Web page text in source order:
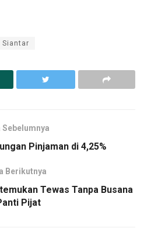
Siantar
Sebelumnya
Pinjaman di 4,25%
Berikutnya
Tewas Tanpa Busana
Pijat